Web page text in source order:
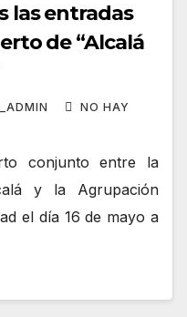
las entradas
de “Alcalá
NO HAY
conjunto entre la
y la Agrupación
el día 16 de mayo a